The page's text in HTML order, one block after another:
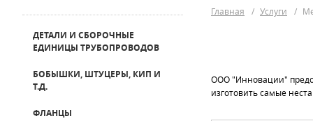
ДЕТАЛИ И СБОРОЧНЫЕ
ЕДИНИЦЫ ТРУБОПРОВОДОВ
БОБЫШКИ, ШТУЦЕРЫ, КИП И
Т.Д.
ФЛАНЦЫ
Главная / Услуги /
ООО "Инновации"
изготовить самые